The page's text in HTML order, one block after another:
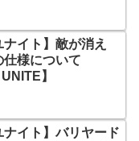
ナイト】敵が消え
仕様について
】
ナイト】バリヤード